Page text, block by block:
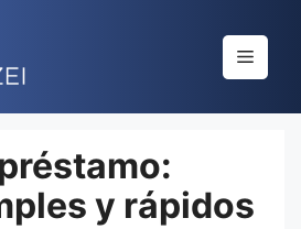
Menú
y rápidos